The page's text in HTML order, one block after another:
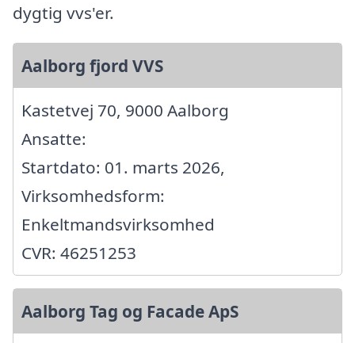
dygtig vvs'er.
Aalborg fjord VVS
Kastetvej 70, 9000 Aalborg
Ansatte:
Startdato: 01. marts 2026,
Virksomhedsform:
Enkeltmandsvirksomhed
CVR: 46251253
Aalborg Tag og Facade ApS